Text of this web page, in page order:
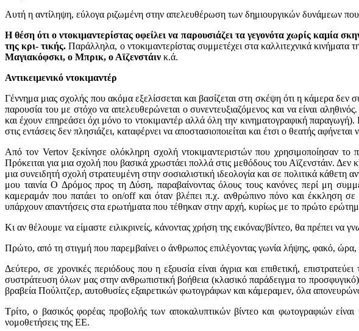
Αυτή η αντίληψη, εύλογα ριζωμένη στην απελευθέρωση των δημιουργικών δυνάμεων
Η θέση ότι ο ντοκιμαντερίστας οφείλει να παρουσιάζει τα γεγονότα χωρίς καμία
της κρι- τικής.Παράλληλα, ο ντοκιμαντερίστας συμμετέχει στα καλλιτεχνικά
Μαγιακόφσκι, ο Μπρικ, ο Αϊζενστάιν κ.ά.
Αντικειμενικό ντοκιμαντέρ
Γέννημα μιας σχολής που ακόμα εξελίσσεται και βασίζεται στη σκέψη ότι η κάμερα δεν
παρουσία του με στόχο να απελευθερώνεται ο συνεντευξιαζόμενος και να είναι
και έχουν επηρεάσει όχι μόνο το ντοκιμαντέρ αλλά όλη την κινηματογραφική
στις εντάσεις δεν πλησιάζει, καταφέρνει να αποστασιοποιείται και έτσι ο θεατής
Από τον Vertov ξεκίνησε ολόκληρη σχολή ντοκιμαντεριστών που χρησιμοποίησαν το
Πρόκειται για μια σχολή που βασικά χρωστάει πολλά στις μεθόδους του Αϊζενστάιν. Δεν
μια συνειδητή σχολή στρατευμένη στην σοσιαλιστική ιδεολογία και σε πολιτικά
μου ταινία Ο Δρόμος προς τη Δύση, παραβαίνοντας όλους τους κανόνες περί μη
καμεραμάν που πατάει το on/off και όταν βλέπει π.χ. ανθρώπινο πόνο και έκκληση σε
υπάρχουν απαντήσεις στα ερωτήματα που τέθηκαν στην αρχή, κυρίως με το πρώτο
Κι αν θέλουμε να είμαστε ειλικρινείς, κάνοντας χρήση της εικόνας/βίντεο, θα πρέπει να
Πρώτο, από τη στιγμή που παρεμβαίνει ο άνθρωπος επιλέγοντας γωνία λήψης, φακό, ώρα,
Δεύτερο, σε χρονικές περιόδους που η εξουσία είναι άγρια και επιθετική,
συστράτευση όλων μας στην ανθρωπιστική βοήθεια (κλασικό παράδειγμα το
βραβεία Πούλιτζερ, αυτοθυσίες εξαιρετικών φωτογράφων και κάμεραμεν, όλα
Τρίτο, ο βασικός φορέας προβολής των αποκαλυπτικών βίντεο και φωτογραφιών
νομοθετήσεις της ΕΕ.